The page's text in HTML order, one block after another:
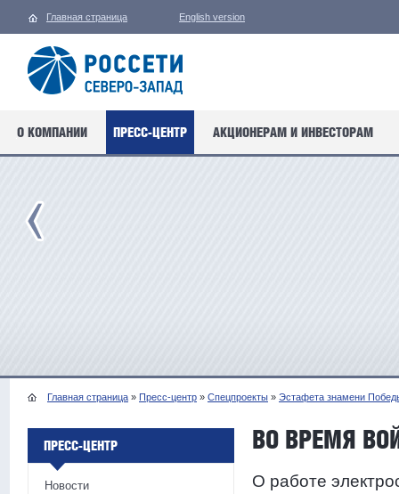
Главная страница English version
О КОМПАНИИ ПРЕСС-ЦЕНТР АКЦИОНЕРАМ И ИНВЕСТОРАМ
Главная страница » Пресс-центр » Спецпроекты » Эстафета знамени
ПРЕСС-ЦЕНТР
Новости
ВО ВРЕМЯ
О работе